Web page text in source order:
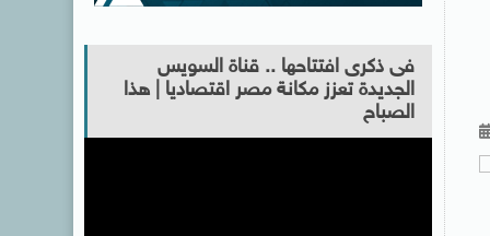
فى ذكرى افتتاحها .. قناة السويس
الجديدة تعزز مكانة مصر اقتصاديا | هذا
الصباح